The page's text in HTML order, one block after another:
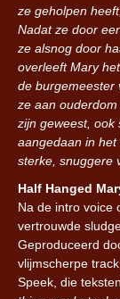
ze geholpen
Nadat ze door
ze alsnog door
overleeft Mary
de burgemeester
ze aan
zijn geweest, ook
aangedaan in
sterke, snuggere
Half Hanged
Na de intro voice
vertrouwde
Geproduceerd
vlijmscherpe
Speek, die